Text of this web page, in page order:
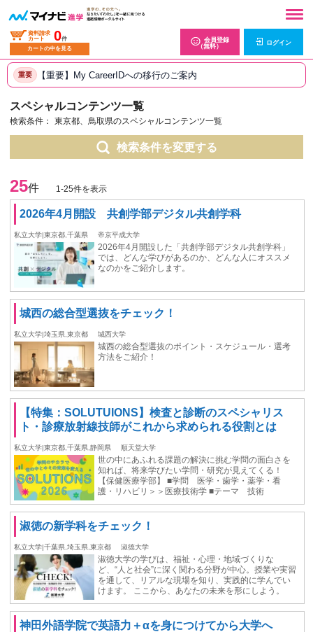
資料請求
カート
0件
カートの中を見る
会員登録
（無料）
ログイン
重要 【重要】My CareerIDへの移行のご案内
スペシャルコンテンツ一覧
検索条件： 東京都、鳥取県のスペシャルコンテンツ一覧
検索条件を変更する
25件 1-25件を表示
2026年4月開設 共創学部デジタル共創学科
私立大学|東京都,千葉県 帝京平成大学
2026年4月開設した「共創学部デジタル共創学科」
では、どんな学びがあるのか、どんな人にオススメ
なのかをご紹介します。
城西の総合型選抜をチェック！
私立大学|埼玉県,東京都 城西大学
城西の総合型選抜のポイント・スケジュール・選考
方法をご紹介！
【特集：SOLUTUIONS】検査と診断のスペシャリス
ト・診療放射線技師がこれから求められる役割とは
私立大学|東京都,千葉県,静岡県 順天堂大学
世の中にあふれる課題の解決に挑む学問の面白さを
知れば、将来学びたい学問・研究が見えてくる！
【保健医療学部】 ■学問 医学・歯学・薬学・看
護・リハビリ＞＞医療技術学 ■テーマ 技術
淑徳の新学科をチェック！
私立大学|千葉県,埼玉県,東京都 淑徳大学
淑徳大学の学びは、福祉・心理・地域づくりな
ど、“人と社会”に深く関わる分野が中心。授業や実習
を通して、リアルな現場を知り、実践的に学んでい
けます。 ここから、あなたの未来を形にしよう。
神田外語学院で英語力＋αを身につけてから大学へ